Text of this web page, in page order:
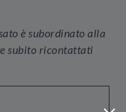
è subordinato alla
subito ricontattati